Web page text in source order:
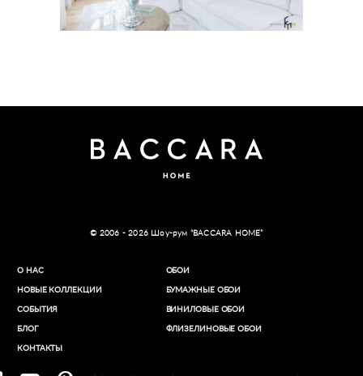
© 2006 - 2026 Шоу-рум “BACCARA HOME”
О НАС
НОВЫЕ КОЛЛЕКЦИИ
СОБЫТИЯ
БЛОГ
КОНТАКТЫ
ОБОИ
БУМАЖНЫЕ ОБОИ
ВИНИЛОВЫЕ ОБОИ​
ФЛИЗЕЛИНОВЫЕ ОБОИ